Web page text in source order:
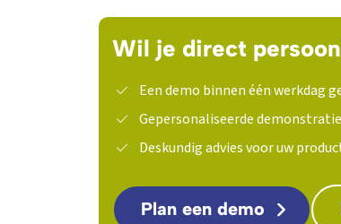
Wil je direct
Een demo binnen één werkdag
Gepersonaliseerde demonstratie
Deskundig advies voor uw
Plan een demo